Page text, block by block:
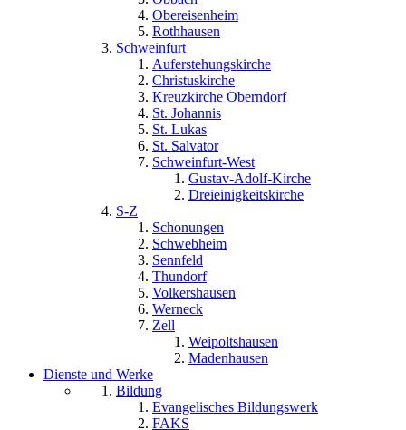
Obereisenheim
Rothhausen
Schweinfurt
Auferstehungskirche
Christuskirche
Kreuzkirche Oberndorf
St. Johannis
St. Lukas
St. Salvator
Schweinfurt-West
Gustav-Adolf-Kirche
Dreieinigkeitskirche
S-Z
Schonungen
Schwebheim
Sennfeld
Thundorf
Volkershausen
Werneck
Zell
Weipoltshausen
Madenhausen
Dienste und Werke
Bildung
Evangelisches Bildungswerk
FAKS